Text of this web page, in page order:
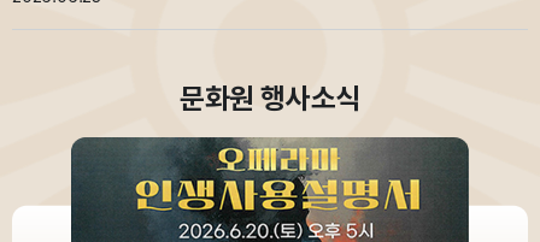
문화원 행사소식